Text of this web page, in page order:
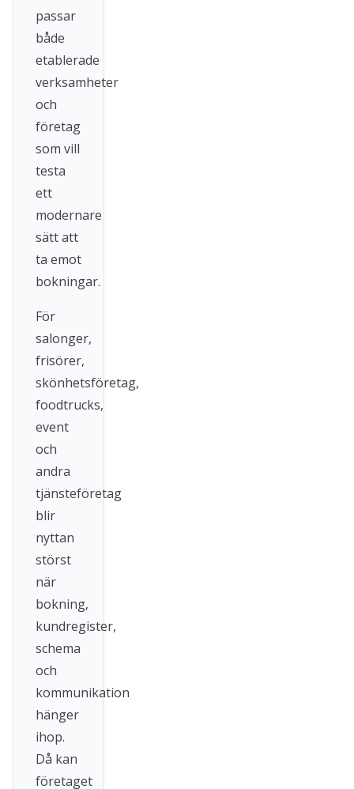
passar
både
etablerade
verksamheter
och
företag
som vill
testa
ett
modernare
sätt att
ta emot
bokningar.
För
salonger,
frisörer,
skönhetsföretag,
foodtrucks,
event
och
andra
tjänsteföretag
blir
nyttan
störst
när
bokning,
kundregister,
schema
och
kommunikation
hänger
ihop.
Då kan
företaget